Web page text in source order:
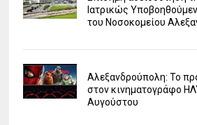
Ιατρικώς
του Νοσοκομείου
Αλεξανδρούπολη: Το
στον κινηματογράφο
Αυγούστου